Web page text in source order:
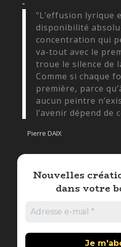
“
"L’effusion lyrique
disponibilité
concentration qui
va-tout avec le
troue le silence de
Comme si chaque
première, parce
aucun peintre
l’avenir dépend de
Pierre DAIX
Nouvelles
dans votre